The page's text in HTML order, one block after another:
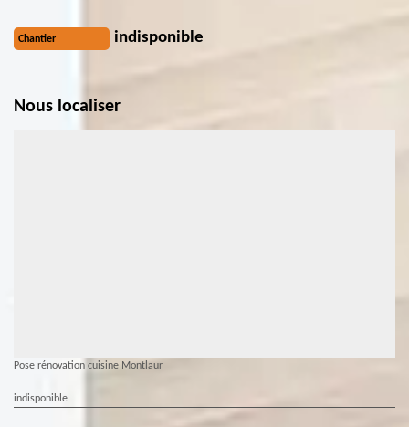
Chantier indisponible
Nous localiser
Pose rénovation cuisine Montlaur
indisponible